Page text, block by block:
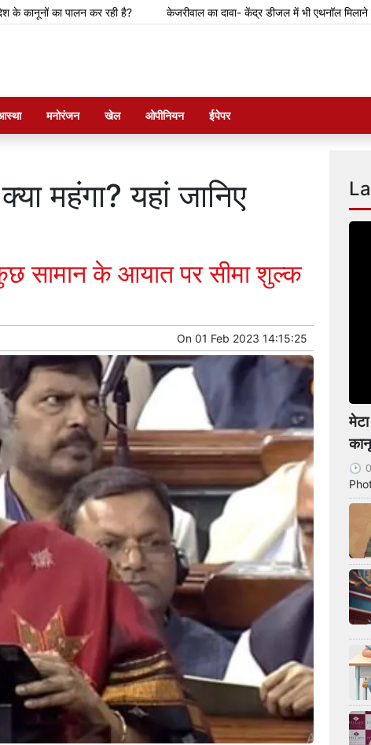
का पालन कर रही है? केजरीवाल का दावा- केंद्र डीजल में भी एथनॉल मिलाने की तैयारी
मनोरंजन खेल ओपीनियन ईपेपर
महंगा? यहां जानिए
कुछ सामान के आयात पर सीमा शुल्क
On 01 Feb 2023 14:15:25